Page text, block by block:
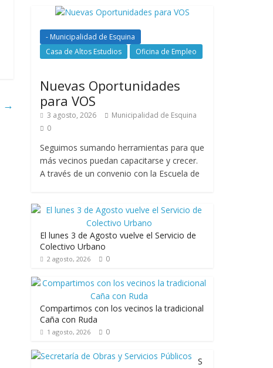
→
- Municipalidad de Esquina
Casa de Altos Estudios
Oficina de Empleo
Nuevas Oportunidades
para VOS
3 agosto, 2026
Municipalidad de Esquina
0
Seguimos sumando herramientas para que
más vecinos puedan capacitarse y crecer.
A través de un convenio con la Escuela de
El lunes 3 de Agosto vuelve el Servicio de
Colectivo Urbano
2 agosto, 2026 0
Compartimos con los vecinos la tradicional
Caña con Ruda
1 agosto, 2026 0
S